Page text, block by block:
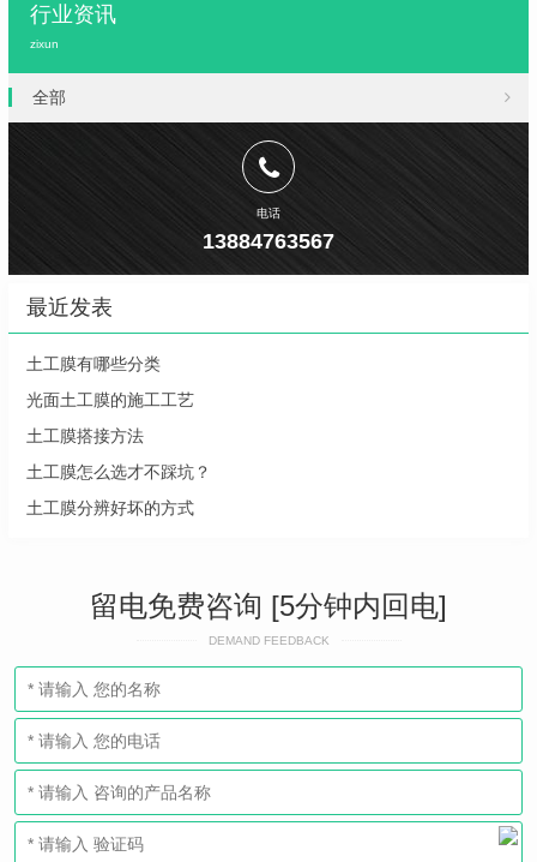
行业资讯
zixun
全部
电话
13884763567
最近发表
土工膜有哪些分类
光面土工膜的施工工艺
土工膜搭接方法
土工膜怎么选才不踩坑？
土工膜分辨好坏的方式
留电免费咨询 [5分钟内回电]
DEMAND FEEDBACK